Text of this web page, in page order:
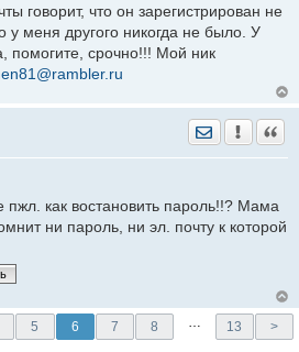
говорит, что он зарегистрирован не
у меня другого никогда не было. У
помогите, срочно!!! Мой ник
Отправить
пжл. как востановить пароль!!? Мама
ни пароль, ни эл. почту к которой
5 6 7 8 … 13 >